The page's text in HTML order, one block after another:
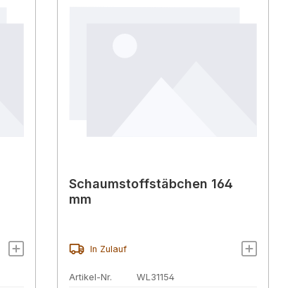
Schaumstoffstäbchen 164
mm
In Zulauf
Artikel-Nr. WL31154